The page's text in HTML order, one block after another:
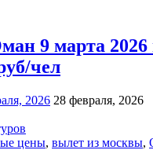
9 марта 2026
чел
2026 28 февраля, 2026
цены, вылет из москвы,